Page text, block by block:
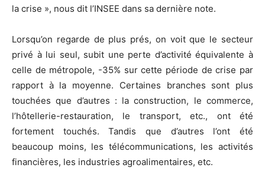
la crise », nous dit l’INSEE dans sa dernière note.
Lorsqu’on regarde de plus prés, on voit que le secteur
privé à lui seul, subit une perte d’activité équivalente à
celle de métropole, -35% sur cette période de crise par
rapport à la moyenne. Certaines branches sont plus
touchées que d’autres : la construction, le commerce,
l’hôtellerie-restauration, le transport, etc., ont été
fortement touchés. Tandis que d’autres l’ont été
beaucoup moins, les télécommunications, les activités
financières, les industries agroalimentaires, etc.